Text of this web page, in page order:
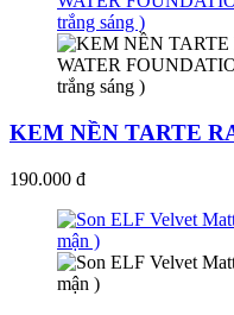
KEM NỀN TARTE
190.000 đ